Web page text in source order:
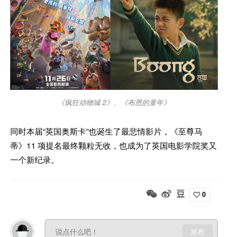
《疯狂动物城 2》、《布恩的童年》
同时本届“英国奥斯卡”也诞生了最悲情影片，《至尊马
蒂》11 项提名最终颗粒无收，也成为了英国电影学院奖又
一个新纪录。
0
发布